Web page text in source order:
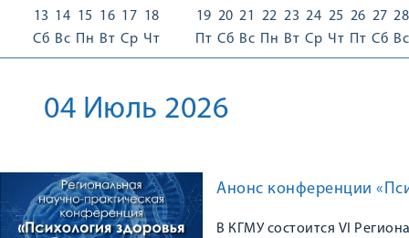
13
Сб
14
Вс
15
Пн
16
Вт
17
Ср
18
Чт
19
Пт
20
Сб
21
Вс
22
Пн
23
Вт
24
Ср
25
Чт
26
Пт
27
Сб
28
Вс
04 Июль 2026
Анонс конференции
В КГМУ состоится VI